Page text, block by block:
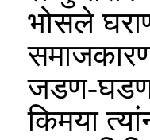
भोसले
जडण-घडण
किमया